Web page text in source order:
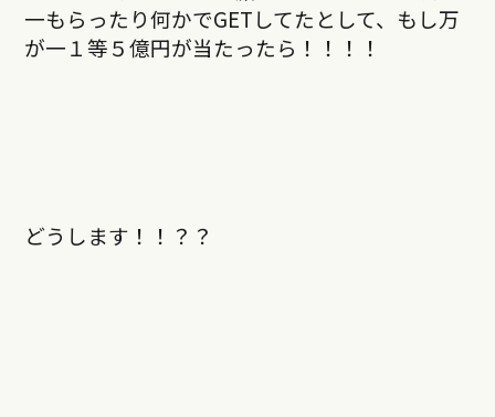
一もらったり何かでGETしてたとして、もし万
が一１等５億円が当たったら！！！！
どうします！！？？